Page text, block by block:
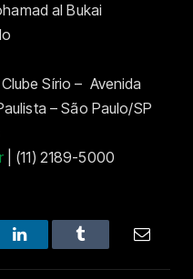
al Bukai
Clube Sírio – Avenida
– São Paulo/SP
| (11) 2189-5000
LinkedInTumblr